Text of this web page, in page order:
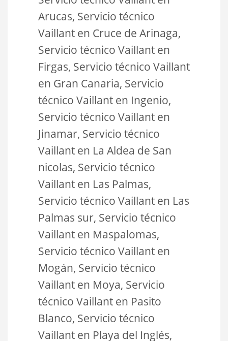
Arucas, Servicio técnico
Vaillant en Cruce de Arinaga,
Servicio técnico Vaillant en
Firgas, Servicio técnico Vaillant
en Gran Canaria, Servicio
técnico Vaillant en Ingenio,
Servicio técnico Vaillant en
Jinamar, Servicio técnico
Vaillant en La Aldea de San
nicolas, Servicio técnico
Vaillant en Las Palmas,
Servicio técnico Vaillant en Las
Palmas sur, Servicio técnico
Vaillant en Maspalomas,
Servicio técnico Vaillant en
Mogán, Servicio técnico
Vaillant en Moya, Servicio
técnico Vaillant en Pasito
Blanco, Servicio técnico
Vaillant en Playa del Inglés,